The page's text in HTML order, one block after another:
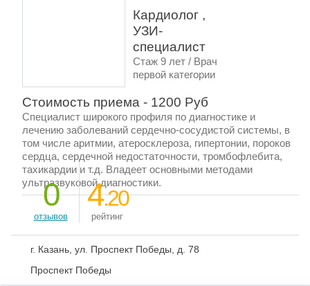
Кардиолог ,
УЗИ-
специалист
Стаж 9 лет / Врач
первой категории
Стоимость приема - 1200 Руб
Специалист широкого профиля по диагностике и
лечению заболеваний сердечно-сосудистой системы, в
том числе аритмии, атеросклероза, гипертонии, пороков
сердца, сердечной недостаточности, тромбофлебита,
тахикардии и т.д. Владеет основными методами
ультразвуковой диагностики.
0
отзывов
4.20
рейтинг
г. Казань, ул. Проспект Победы, д. 78
Проспект Победы